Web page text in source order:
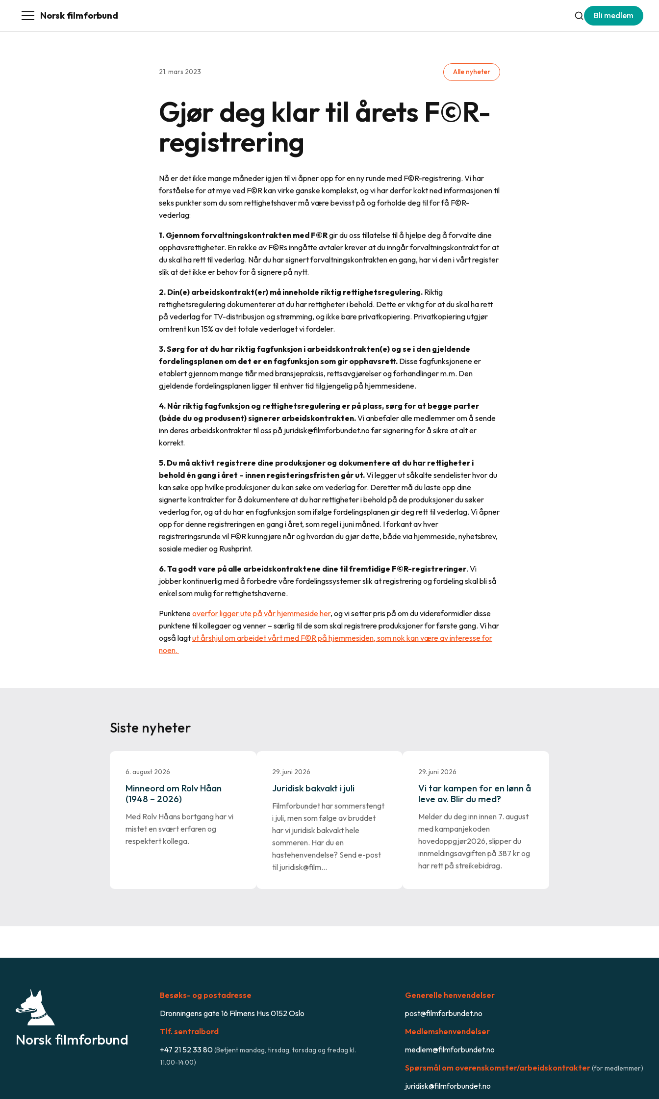
Norsk filmforbund Bli medlem
21. mars 2023 Alle nyheter
Gjør deg klar til årets F©R-
registrering
Nå er det ikke mange måneder igjen til vi åpner opp for en ny runde med F©R-registrering. Vi har
forståelse for at mye ved F©R kan virke ganske komplekst, og vi har derfor kokt ned informasjonen til
seks punkter som du som rettighetshaver må være bevisst på og forholde deg til for få F©R-
vederlag:
1. Gjennom forvaltningskontrakten med F©Rgir du oss tillatelse til å hjelpe deg å forvalte dine
opphavsrettigheter. En rekke av F©Rs inngåtte avtaler krever at du inngår forvaltningskontrakt for at
du skal ha rett til vederlag. Når du har signert forvaltningskontrakten en gang, har vi den i vårt register
slik at det ikke er behov for å signere på nytt.
2. Din(e) arbeidskontrakt(er) må inneholde riktig rettighetsregulering. Riktig
rettighetsregulering dokumenterer at du har rettigheter i behold. Dette er viktig for at du skal ha rett
på vederlag for TV-distribusjon og strømming, og ikke bare privatkopiering. Privatkopiering utgjør
omtrent kun 15% av det totale vederlaget vi fordeler.
3. Sørg for at du har riktig fagfunksjon i arbeidskontrakten(e) og se i den gjeldende
fordelingsplanen om det er en fagfunksjon som gir opphavsrett. Disse fagfunksjonene er
etablert gjennom mange tiår med bransjepraksis, rettsavgjørelser og forhandlinger m.m. Den
gjeldende fordelingsplanen ligger til enhver tid tilgjengelig på hjemmesidene.
4. Når riktig fagfunksjon og rettighetsregulering er på plass, sørg for at begge parter
(både du og produsent) signerer arbeidskontrakten.Vi anbefaler alle medlemmer om å sende
inn deres arbeidskontrakter til oss på juridisk@filmforbundet.no før signering for å sikre at alt er
korrekt.
5. Du må aktivt registrere dine produksjoner og dokumentere at du har rettigheter i
behold én gang i året – innen registeringsfristen går ut.Vi legger ut såkalte sendelister hvor du
kan søke opp hvilke produksjoner du kan søke om vederlag for. Deretter må du laste opp dine
signerte kontrakter for å dokumentere at du har rettigheter i behold på de produksjoner du søker
vederlag for, og at du har en fagfunksjon som ifølge fordelingsplanen gir deg rett til vederlag. Vi åpner
opp for denne registreringen en gang i året, som regel i juni måned. I forkant av hver
registreringsrunde vil F©R kunngjøre når og hvordan du gjør dette, både via hjemmeside, nyhetsbrev,
sosiale medier og Rushprint.
6. Ta godt vare på alle arbeidskontraktene dine til fremtidige F©R-registreringer. Vi
jobber kontinuerlig med å forbedre våre fordelingssystemer slik at registrering og fordeling skal bli så
enkel som mulig for rettighetshaverne.
Punkteneoverfor ligger ute på vår hjemmeside her, og vi setter pris på om du videreformidler disse
punktene til kollegaer og venner – særlig til de som skal registrere produksjoner for første gang. Vi har
også lagtut årshjul om arbeidet vårt med F©R på hjemmesiden, som nok kan være av interesse for
noen.
Siste nyheter
6. august 2026
Minneord om Rolv Håan
(1948 – 2026)
Med Rolv Håans bortgang har vi
mistet en svært erfaren og
respektert kollega.
29. juni 2026
Juridisk bakvakt i juli
Filmforbundet har sommerstengt
i juli, men som følge av bruddet
har vi juridisk bakvakt hele
sommeren. Har du en
hastehenvendelse? Send e-post
til juridisk@film…
29. juni 2026
Vi tar kampen for en lønn å
leve av. Blir du med?
Melder du deg inn innen 7. august
med kampanjekoden
hovedoppgjør2026, slipper du
innmeldingsavgiften på 387 kr og
har rett på streikebidrag.
Norsk filmforbund
Besøks- og postadresse
Dronningens gate 16 Filmens Hus 0152 Oslo
Tlf. sentralbord
+47 21 52 33 80(Betjent mandag, tirsdag, torsdag og fredag kl.
11.00-14.00)
Generelle henvendelser
post@filmforbundet.no
Medlemshenvendelser
medlem@filmforbundet.no
Spørsmål om overenskomster/arbeidskontrakter(for medlemmer)
juridisk@filmforbundet.no